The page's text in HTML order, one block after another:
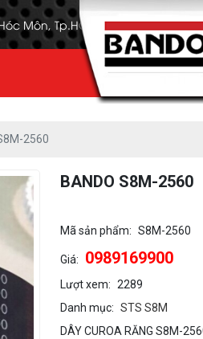
Môn, Tp.HCM
2560
BANDO S8M-2560
Mã sản phẩm: S8M-2560
Giá: 0989169900
Lượt xem: 2289
Danh mục: STS S8M
DÂY CUROA RĂNG S8M-